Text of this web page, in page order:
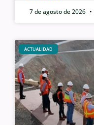
7 de agosto de 2026
ACTUALIDAD